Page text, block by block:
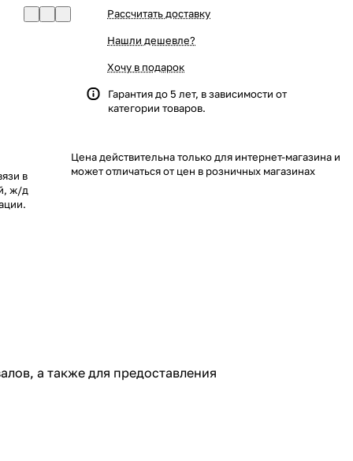
в
ж/д
Рассчитать доставку
Нашли дешевле?
Хочу в подарок
Гарантия до 5 лет, в зависимости от
категории товаров.
Цена действительна только для интернет-магазина и
может отличаться от цен в розничных магазинах
а также для предоставления